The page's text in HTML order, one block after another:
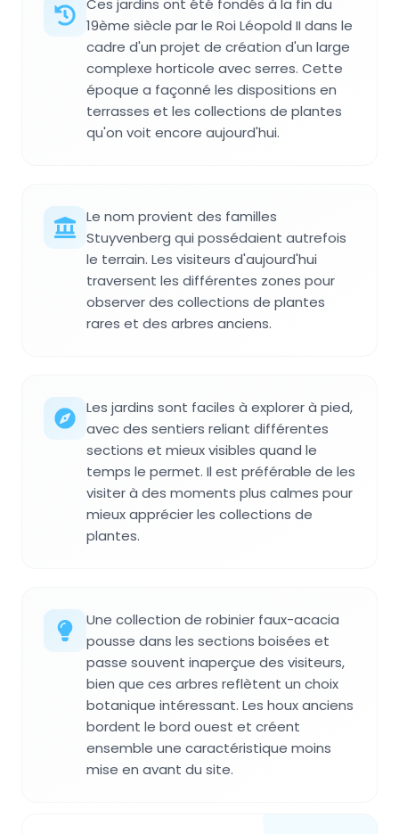
19ème siècle par le Roi Léopold II dans le
cadre d'un projet de création d'un large
complexe horticole avec serres. Cette
époque a façonné les dispositions en
terrasses et les collections de plantes
qu'on voit encore aujourd'hui.
Le nom provient des familles
Stuyvenberg qui possédaient autrefois
le terrain. Les visiteurs d'aujourd'hui
traversent les différentes zones pour
observer des collections de plantes
rares et des arbres anciens.
Les jardins sont faciles à explorer à pied,
avec des sentiers reliant différentes
sections et mieux visibles quand le
temps le permet. Il est préférable de les
visiter à des moments plus calmes pour
mieux apprécier les collections de
plantes.
Une collection de robinier faux-acacia
pousse dans les sections boisées et
passe souvent inaperçue des visiteurs,
bien que ces arbres reflètent un choix
botanique intéressant. Les houx anciens
bordent le bord ouest et créent
ensemble une caractéristique moins
mise en avant du site.